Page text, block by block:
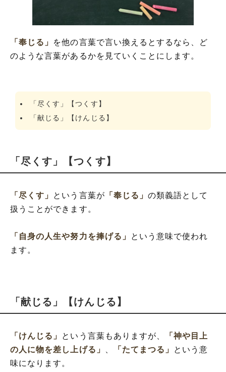
「奉じる」 を他の言葉で言い換えるとするなら、ど
のような言葉があるかを見ていくことにします。
「尽くす」【つくす】
「献じる」【けんじる】
「尽くす」【つくす】
「尽くす」 という言葉が 「奉じる」の類義語として
扱うことができます。
「自身の人生や努力を捧げる」
という意味で使われ
ます。
「献じる」【けんじる】
「けんじる」 という言葉もありますが、
「神や目上
の人に物を差し上げる」
「たてまつる」
という意
味になります。